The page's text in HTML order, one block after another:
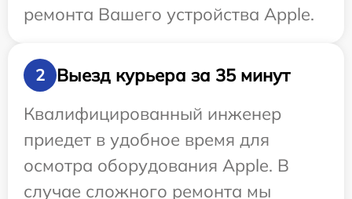
ремонта Вашего устройства Apple.
2
Выезд курьера за 35 минут
Квалифицированный инженер
приедет в удобное время для
осмотра оборудования Apple. В
случае сложного ремонта мы